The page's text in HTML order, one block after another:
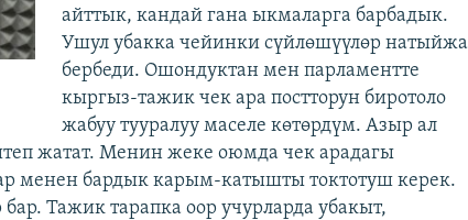
айттык, кандай гана ыкмаларга барбадык.
Ушул убакка чейинки сүйлөшүүлөр натыйжа
бербеди. Ошондуктан мен парламентте
кыргыз-тажик чек ара постторун биротоло
жабуу тууралуу маселе көтөрдүм. Азыр ал
жатат. Менин жеке оюмда чек арадагы
менен бардык карым-катышты токтотуш керек.
Тажик тарапка оор учурларда убакыт,